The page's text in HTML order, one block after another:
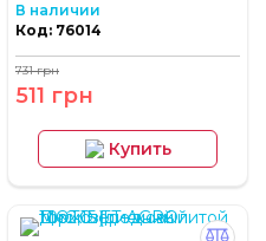
В наличии
Код: 76014
511 грн
731 грн
Купить